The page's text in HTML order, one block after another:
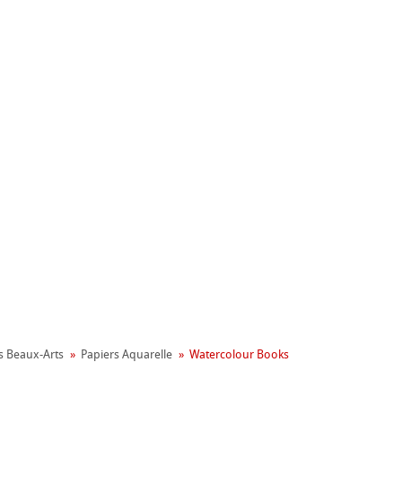
Beaux-Arts Papiers Aquarelle Watercolour Books